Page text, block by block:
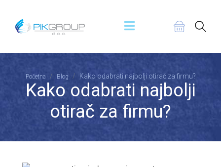
Početna Blog Kako odabrati najbolji otirač za firmu?
Kako odabrati najbolji
otirač za firmu?